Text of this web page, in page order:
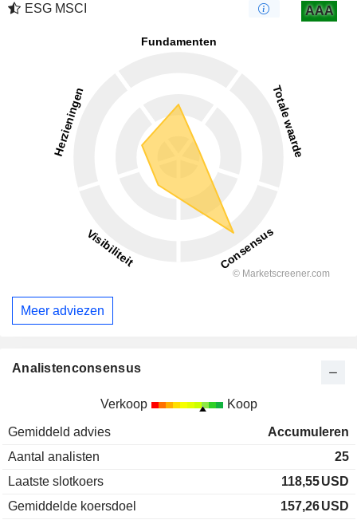
ESG MSCI
AAA
Meer adviezen
Analistenconsensus
Verkoop Koop
Gemiddeld advies
Accumuleren
Aantal analisten
25
Laatste slotkoers
118,55USD
Gemiddelde koersdoel
157,26USD